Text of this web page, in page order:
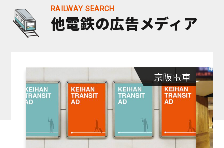
他電鉄の広告メディア
京阪電車